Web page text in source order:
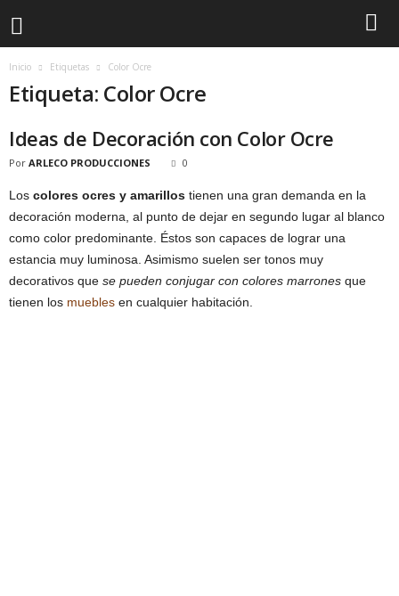
Inicio Etiquetas Color Ocre
Etiqueta: Color Ocre
Ideas de Decoración con Color Ocre
Por ARLECO PRODUCCIONES 0
Los colores ocres y amarillos tienen una gran demanda en la
decoración moderna, al punto de dejar en segundo lugar al blanco
como color predominante. Éstos son capaces de lograr una
estancia muy luminosa. Asimismo suelen ser tonos muy
decorativos que se pueden conjugar con colores marrones que
tienen los muebles en cualquier habitación.